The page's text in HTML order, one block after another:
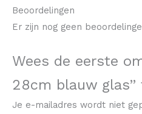
Beoordelingen
Er zijn nog geen
Wees de eerste
28cm blauw glas”
Je e-mailadres wordt niet